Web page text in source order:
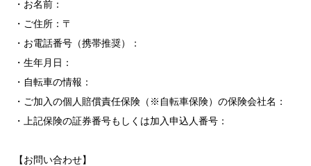
・お名前：
・ご住所：〒
・お電話番号（携帯推奨）：
・生年月日：
・自転車の情報：
・ご加入の個人賠償責任保険（※自転車保険）の保険会社名：
・上記保険の証券番号もしくは加入申込人番号：
【お問い合わせ】